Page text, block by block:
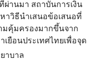
ผ่านมา สถาบันการเงิน
าวิธีนำเสนอข้อเสนอที่
มคุ้มครองมากขึ้นจาก
ยือนประเทศไทยเพื่อจุด
าบาล